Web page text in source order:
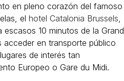
en pleno corazón del famoso
el hotel Catalonia Brussels,
10 minutos de la Grand
en transporte público
de interés tan
Europeo o Gare du Midi.